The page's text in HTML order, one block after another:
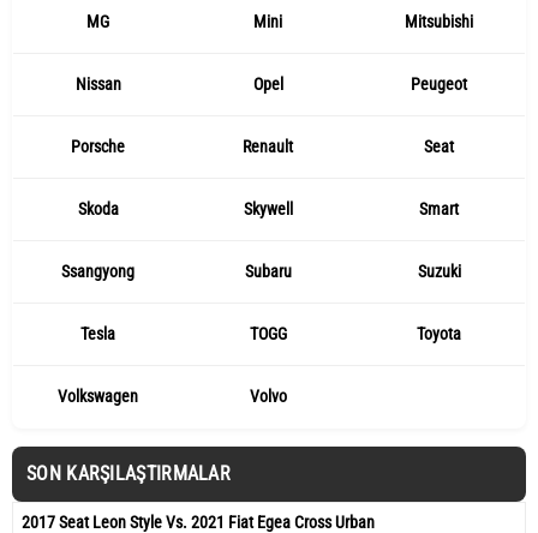
MG Mini Mitsubishi
Nissan Opel Peugeot
Porsche Renault Seat
Skoda Skywell Smart
Ssangyong Subaru Suzuki
Tesla TOGG Toyota
Volkswagen Volvo
SON KARŞILAŞTIRMALAR
2017 Seat Leon Style Vs. 2021 Fiat Egea Cross Urban